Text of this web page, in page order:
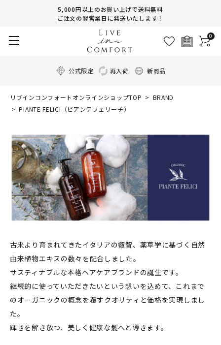
5,000円以上のお買い上げで送料無料
ご注文の翌営業日に発送いたします！
0
公式限定 再入荷 新商品
リブインコンフォートオンラインショップTOP
BRAND
PIANTE FELICI（ピアンテフェリーチ）
古来より育まれてきたイタリアの叡智、薬草学に基づく自然
由来植物エキスの数々を配合しました。
サスティナブルな本格ヘアケアブランドの誕生です。
継続的に使っていただきたいという想いを込めて、これまで
のオーガニックの概念を覆すクオリティと価格を実現しまし
た。
輝きを解き放つ、美しく健康な髪へと導きます。